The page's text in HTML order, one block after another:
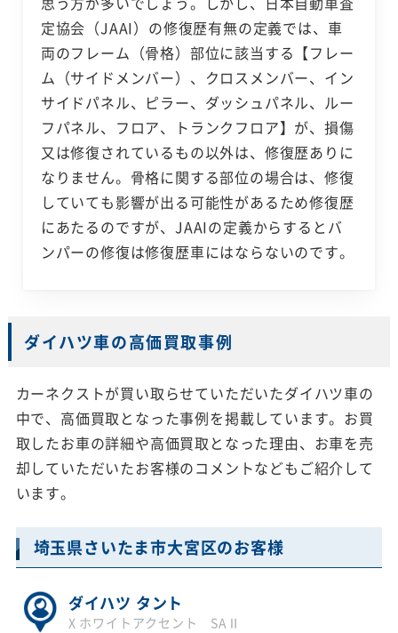
定協会（JAAI）の修復歴有無の定義では、車
両のフレーム（骨格）部位に該当する【フレー
ム（サイドメンバー）、クロスメンバー、イン
サイドパネル、ピラー、ダッシュパネル、ルー
フパネル、フロア、トランクフロア】が、損傷
又は修復されているもの以外は、修復歴ありに
なりません。骨格に関する部位の場合は、修復
していても影響が出る可能性があるため修復歴
にあたるのですが、JAAIの定義からするとバ
ンパーの修復は修復歴車にはならないのです。
ダイハツ車の高価買取事例
カーネクストが買い取らせていただいたダイハツ車の
中で、高価買取となった事例を掲載しています。お買
取したお車の詳細や高価買取となった理由、お車を売
却していただいたお客様のコメントなどもご紹介して
います。
埼玉県さいたま市大宮区のお客様
ダイハツ タント
X ホワイトアクセント SAⅡ